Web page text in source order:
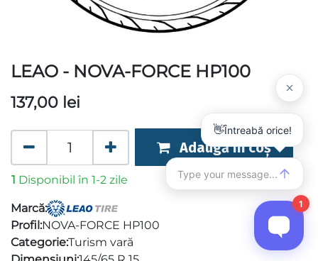
LEAO - NOVA-FORCE HP100
137,00 lei
Adaugă în coș
1 Disponibil în 1-2 zile
Marcă:
Profil:NOVA-FORCE HP100
Categorie:Turism vară